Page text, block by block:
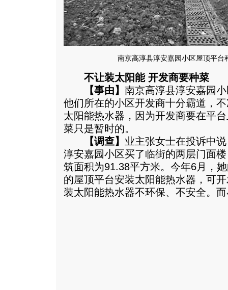
南京高淳县淳安嘉园小区屋顶平台
不让装太阳能 开发商要种菜
【事由】 南京高淳县淳安嘉园
他们所在的小区开发商十分霸道，
太阳能热水器，因为开发商要在平
菜只是暂时的。
【调查】 业主张女士在投诉中
淳安嘉园小区买了临街的两层门面
筑面积为91.38平方米。今年6月，
的屋顶平台安装太阳能热水器，可
装太阳能热水器不环保、不安全。